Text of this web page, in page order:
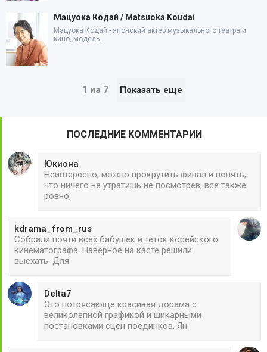
Мацуока Кодай / Matsuoka Koudai
Мацуока Кодай - японский актер музыкального театра и
кино, модель.
1 из 7 Показать еще
ПОСЛЕДНИЕ КОММЕНТАРИИ
Юкиона
Неинтересно, можно прокрутить финал и понять,
что ничего не утратишь не посмотрев, все также
ровно,
kdrama_from_rus
Собрали почти всех бабушек и тёток корейского
кинематографа. Наверное на касте решили
выехать. Для
Delta7
Это потрясающе красивая дорама с
великолепной графикой и шикарными
постановками сцен поединков. Ян